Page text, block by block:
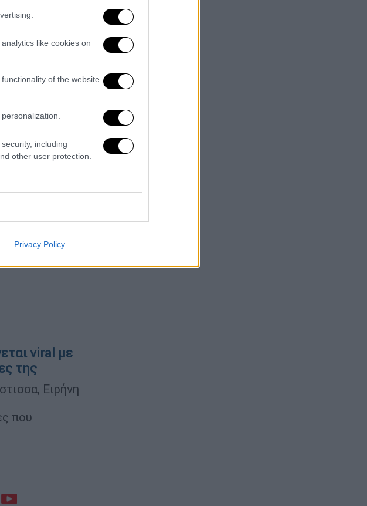
like cookies on
of the website
including
other user protection.
Privacy Policy
γιορτάσει τη
τους
της
Τρεις
για την
γλύκα
viral με
της
Ειρήνη
που